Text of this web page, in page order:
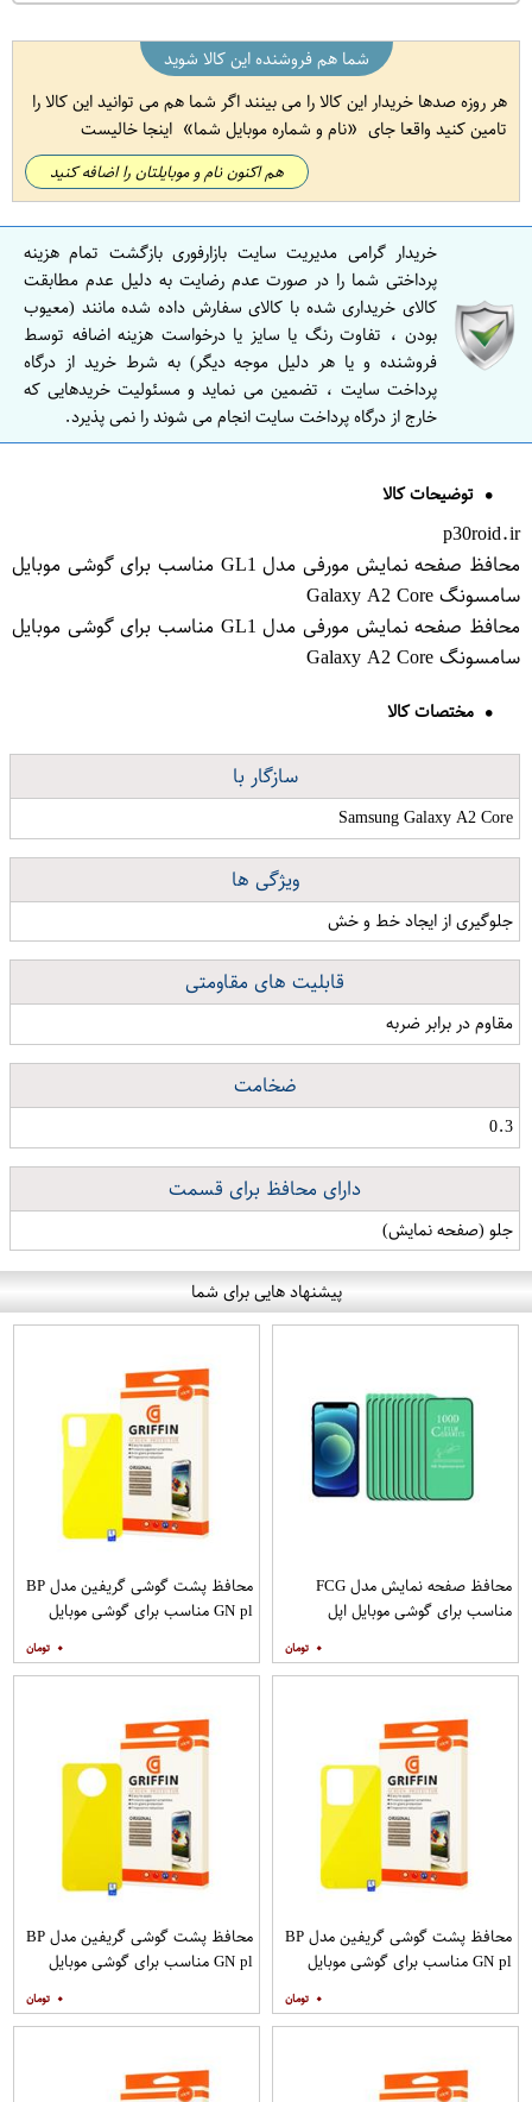
شما هم فروشنده این کالا شوید
هر روزه صدها خریدار این کالا را می بینند اگر شما هم می توانید این کالا را
تامین کنید واقعا جای
نام و شماره موبایل شما اینجا خالیست
هم اکنون نام و موبایلتان را اضافه کنید
خریدار گرامی مدیریت سایت بازارفوری بازگشت تمام هزینه
پرداختی شما را در صورت عدم رضایت به دلیل عدم مطابقت
کالای خریداری شده با کالای سفارش داده شده مانند (معیوب
بودن ، تفاوت رنگ یا سایز یا درخواست هزینه اضافه توسط
فروشنده و یا هر دلیل موجه دیگر) به شرط خرید از درگاه
پرداخت سایت ، تضمین می نماید و مسئولیت خریدهایی که
خارج از درگاه پرداخت سایت انجام می شوند را نمی پذیرد.
توضیحات کالا
p30roid.ir
محافظ صفحه نمایش مورفی مدل GL1 مناسب برای گوشی موبایل
سامسونگ Galaxy A2 Core
محافظ صفحه نمایش مورفی مدل GL1 مناسب برای گوشی موبایل
سامسونگ Galaxy A2 Core
مختصات کالا
سازگار با
Samsung Galaxy A2 Core
ویژگی ها
جلوگیری از ایجاد خط و خش
قابلیت های مقاومتی
مقاوم در برابر ضربه
ضخامت
0.3
دارای محافظ برای قسمت
جلو (صفحه نمایش)
پیشنهاد هایی برای شما
محافظ صفحه نمایش مدل FCG
مناسب برای گوشی موبایل اپل
۰
محافظ پشت گوشی گریفین مدل BP
GN pl مناسب برای گوشی موبایل
۰
محافظ پشت گوشی گریفین مدل BP
GN pl مناسب برای گوشی موبایل
۰
محافظ پشت گوشی گریفین مدل BP
GN pl مناسب برای گوشی موبایل
۰